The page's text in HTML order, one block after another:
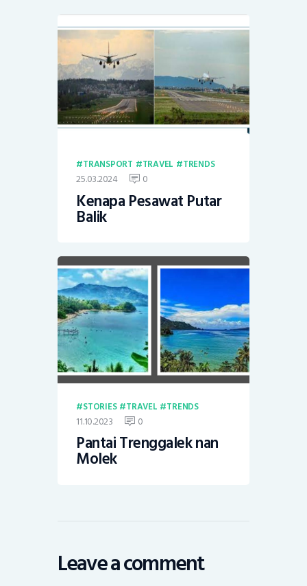
TRANSPORT TRAVEL TRENDS
25.03.2024 0
Kenapa Pesawat Putar
Balik
STORIES TRAVEL TRENDS
11.10.2023 0
Pantai Trenggalek nan
Molek
Leave a comment